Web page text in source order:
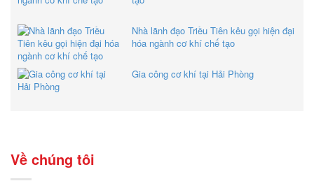
Nhà lãnh đạo Triều Tiên kêu gọi hiện đại
hóa ngành cơ khí chế tạo
Gia công cơ khí tại Hải Phòng
Về chúng tôi